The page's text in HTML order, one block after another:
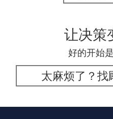
让决策
好的开始
太麻烦了？找